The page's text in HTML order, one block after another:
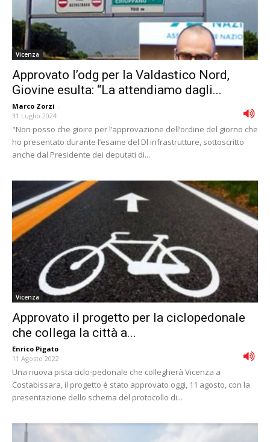
Vicenza
Approvato l’odg per la Valdastico Nord,
Giovine esulta: “La attendiamo dagli...
Marco Zorzi -
31 Luglio 2024
"Non posso che gioire per l’approvazione dell’ordine del giorno che
ho presentato durante l’esame del Dl infrastrutture, sottoscritto
anche dal Presidente dei deputati di...
Vicenza
Approvato il progetto per la ciclopedonale
che collega la città a...
Enrico Pigato -
11 Agosto 2022
Una nuova pista ciclo-pedonale che collegherà Vicenza a
Costabissara, il progetto è stato approvato oggi, 11 agosto, con la
presentazione dello schema del protocollo di...